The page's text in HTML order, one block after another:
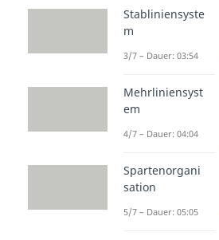
Du erfährst, wie
welche Vorteile
du achten
umzusetzen.
der
zum
Stabliniensyste
m
3/7 – Dauer: 03:54
Mehrliniensyst
em
4/7 – Dauer: 04:04
Spartenorgani
sation
5/7 – Dauer: 05:05